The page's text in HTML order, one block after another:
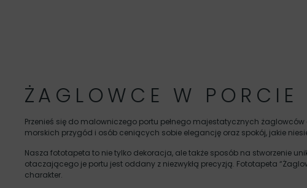
ŻAGLOWCE W PORCIE
Przenieś się do malowniczego portu pełnego majestatycznych
morskich przygód i osób ceniących sobie elegancję oraz spokój, jakie
Nasza fototapeta to nie tylko dekoracja, ale także sposób na stworzenie
otaczającego je portu jest oddany z niezwykłą precyzją. Fototapeta
charakter.